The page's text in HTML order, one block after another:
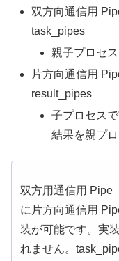
双方向通信用
task_pipes
親子プロセ
片方向通信用
result_pipes
子プロセス
結果を親プ
双方用通信用 Pipe
に片方向通信用
装が可能です。実
れません。